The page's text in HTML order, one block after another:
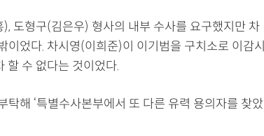
도형구(김은우) 형사의 내부 수사를 요구했지만 차
었다. 차시영(이희준)이 이기범을 구치소로 이감시
할 수 없다는 것이었다.
해 ‘특별수사본부에서 또 다른 유력 용의자를 찾았